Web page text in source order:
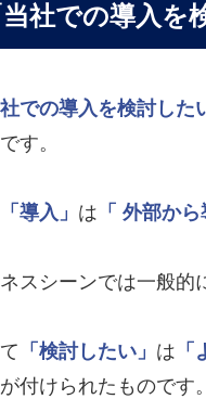
当社での導入
社での導入を検討した
す。
「導入」 は 「 外部か
スシーンでは一般的
「検討したい」 は
が付けられたものです。